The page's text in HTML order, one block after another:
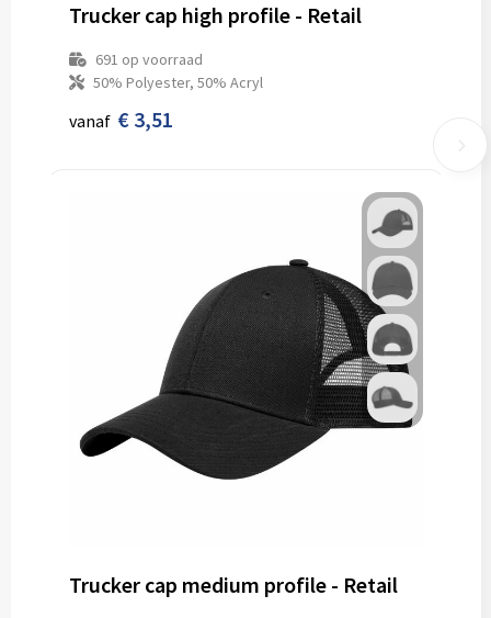
Trucker cap high profile - Retail
691 op voorraad
50% Polyester, 50% Acryl
vanaf € 3,51
Trucker cap medium profile - Retail